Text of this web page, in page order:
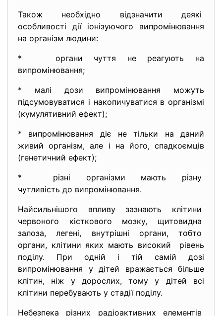
Також необхідно відзначити деякі
особливості дії іонізуючого випромінювання
на організм людини:
* органи чуття не реагують на
випромінювання;
* малі дози випромінювання можуть
підсумовуватися і накопичуватися в організмі
(кумулятивний ефект);
* випромінювання діє не тільки на даний
живий організм, але і на його, спадкоємців
(генетичний ефект);
* різні організми мають різну
чутливість до випромінювання.
Найсильнішого впливу зазнають клітини
червоного кісткового мозку, щитовидна
залоза, легені, внутрішні органи, тобто
органи, клітини яких мають високий рівень
поділу. При одній і тій самій дозі
випромінювання у дітей вражається більше
клітин, ніж у дорослих, тому у дітей всі
клітини перебувають у стадії поділу.
Небезпека різних радіоактивних елементів